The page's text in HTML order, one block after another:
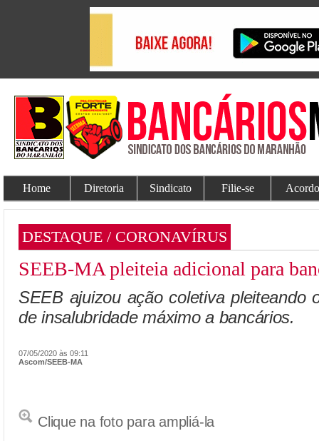
Home Diretoria Sindicato Filie-se
DESTAQUE / CORONAVÍRUS
SEEB-MA pleiteia adicional para
SEEB ajuizou ação coletiva pleiteando
de insalubridade máximo a bancários.
07/05/2020 às 09:11
Ascom/SEEB-MA
Clique na foto para ampliá-la